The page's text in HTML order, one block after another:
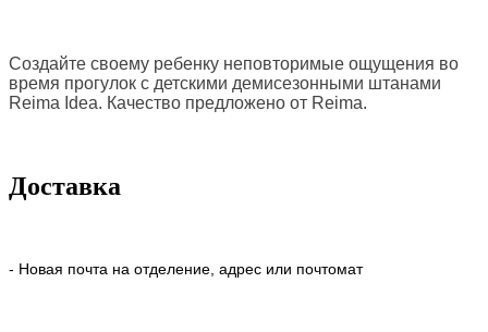
Создайте своему ребенку неповторимые ощущения во
время прогулок с детскими демисезонными штанами
Reima Idea. Качество предложено от Reima.
Доставка
- Новая почта на отделение, адрес или почтомат